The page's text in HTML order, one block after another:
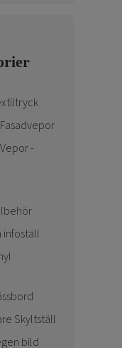
-
infoställ
Skyltställ
bild